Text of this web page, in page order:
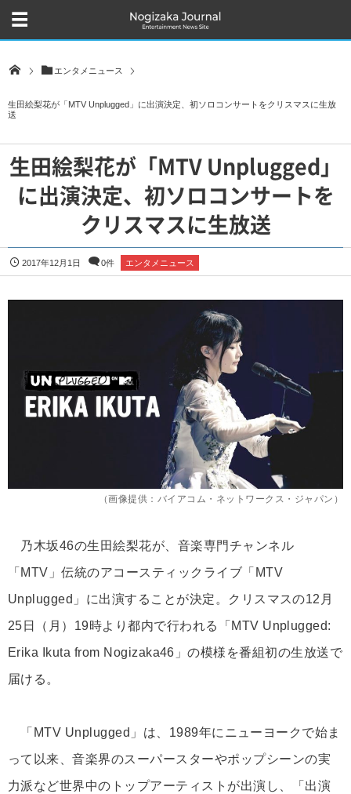
エンタメニュース
生田絵梨花が「MTV Unplugged」に出演決定、初ソロコンサートをクリスマスに生放
送
生田絵梨花が「MTV Unplugged」
に出演決定、初ソロコンサートを
クリスマスに生放送
2017年12月1日 0件 エンタメニュース
（画像提供：バイアコム・ネットワークス・ジャパン）
乃木坂46の生田絵梨花が、音楽専門チャンネル
「MTV」伝統のアコースティックライブ「MTV
Unplugged」に出演することが決定。クリスマスの12月
25日（月）19時より都内で行われる「MTV Unplugged:
Erika Ikuta from Nogizaka46」の模様を番組初の生放送で
届ける。
「MTV Unplugged」は、1989年にニューヨークで始ま
って以来、音楽界のスーパースターやポップシーンの実
力派など世界中のトップアーティストが出演し、「出演